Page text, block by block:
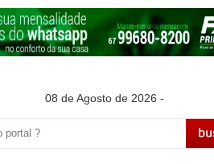
08 de Agosto de 2026 -